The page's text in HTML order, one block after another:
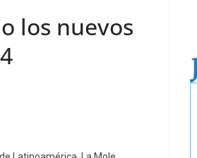
los nuevos